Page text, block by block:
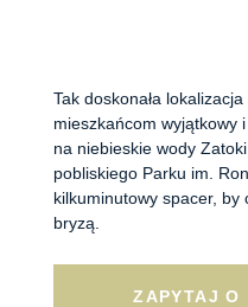
Tak doskonała
mieszkańcom wyjątkowy
na niebieskie wody
pobliskiego Parku im.
kilkuminutowy spacer, by
bryzą.
ZAPYTAJ O